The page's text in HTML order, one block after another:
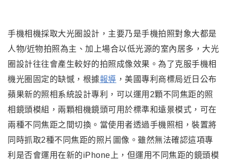
手機相機採取大光圈設計 ，主要乃是手機拍照對象大都是
人物/近物拍照為主 、加上場合以低光源的室內居多 ，大光
圈設計往往會產生較好的拍照成像效果 。為了克服手機相
機光圈固定的缺憾 ， 根據報導 ，美國專利商標局近日公布
蘋果新的照相系統設計專利，可以運用2顆不同焦距的照
相鏡頭模組，兩顆相機鏡頭可用於標準和遠景模式，可在
兩種不同焦距之間切換。當使用者透過手機照相，裝置將
同時抓取2種不同焦距的照片圖像。雖然無法確認這項專
利是否會運用在新的iPhone上 ，但運用不同焦距的鏡頭模